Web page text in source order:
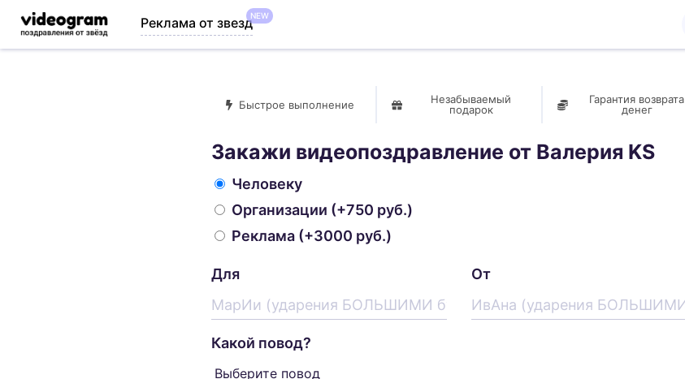
Реклама от звездNEW
Быстрое выполнение
Незабываемый
подарок
Гарантия возврата
денег
Закажи видеопоздравление от Валерия KS
Человеку
Организации (+750 руб.)
Реклама (+3000 руб.)
Для От
Какой повод?